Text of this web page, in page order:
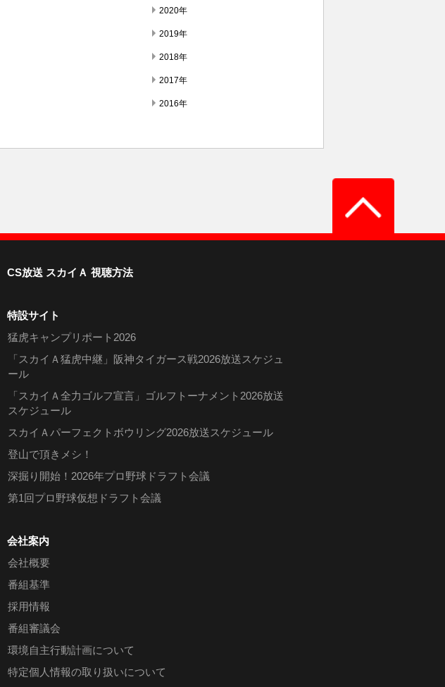
2020年
2019年
2018年
2017年
2016年
CS放送 スカイＡ 視聴方法
特設サイト
猛虎キャンプリポート2026
「スカイＡ猛虎中継」阪神タイガース戦2026放送スケジュ
ール
「スカイＡ全力ゴルフ宣言」ゴルフトーナメント2026放送
スケジュール
スカイＡパーフェクトボウリング2026放送スケジュール
登山で頂きメシ！
深掘り開始！2026年プロ野球ドラフト会議
第1回プロ野球仮想ドラフト会議
会社案内
会社概要
番組基準
採用情報
番組審議会
環境自主行動計画について
特定個人情報の取り扱いについて